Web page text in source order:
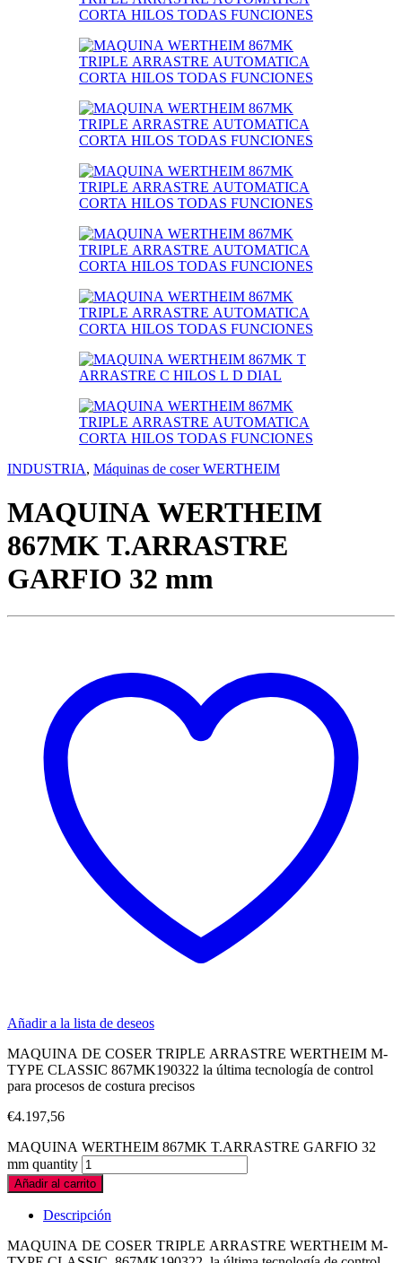
INDUSTRIA, Máquinas de coser WERTHEIM
MAQUINA WERTHEIM
867MK T.ARRASTRE
GARFIO 32 mm
Añadir a la lista de deseos
MAQUINA DE COSER TRIPLE ARRASTRE WERTHEIM M-
TYPE CLASSIC 867MK190322 la última tecnología de control
para procesos de costura precisos
€4.197,56
MAQUINA WERTHEIM 867MK T.ARRASTRE GARFIO 32
mm quantity
Añadir al carrito
Descripción
MAQUINA DE COSER TRIPLE ARRASTRE WERTHEIM M-